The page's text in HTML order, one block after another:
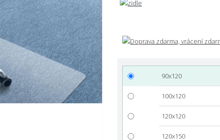
90x120
100x120
120x120
120x150